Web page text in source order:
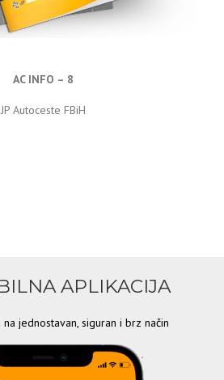
AC INFO – 8
JP Autoceste FBiH
APLIKACIJA
jednostavan, siguran i brz način